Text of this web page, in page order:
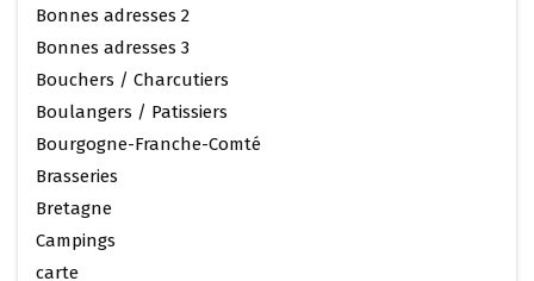
Bonnes adresses 2
Bonnes adresses 3
Bouchers / Charcutiers
Boulangers / Patissiers
Bourgogne-Franche-Comté
Brasseries
Bretagne
Campings
carte